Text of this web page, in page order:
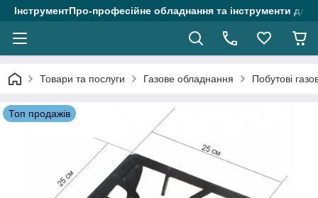
ІнструментПро-професійне обладнання та інструменти для
Товари та послуги Газове обладнання Побутові
Топ продажів